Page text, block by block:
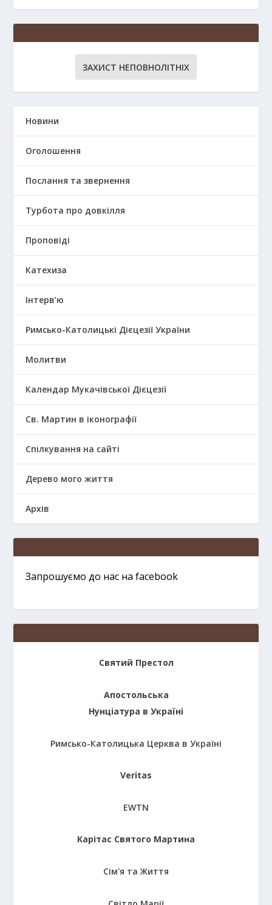
ЗАХИСТ НЕПОВНОЛІТНІХ
Новини
Оголошення
Послання та звернення
Турбота про довкілля
Проповіді
Катехиза
Інтерв’ю
Римсько-Католицькі Дієцезії України
Молитви
Календар Мукачівської Дієцезії
Св. Мартин в іконографії
Спілкування на сайті
Дерево мого життя
Архів
Запрошуємо до нас на facebook
Святий Престол
Апостольська
Нунціатура в Україні
Римсько-Католицька Церква в Україні
Veritas
EWTN
Карітас Святого Мартина
Сім'я та Життя